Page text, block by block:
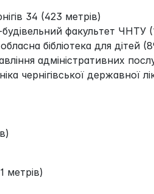
34 (423 метрів)
факультет ЧНТУ
бібліотека для дітей
адміністративних
чернігівської державної
метрів)